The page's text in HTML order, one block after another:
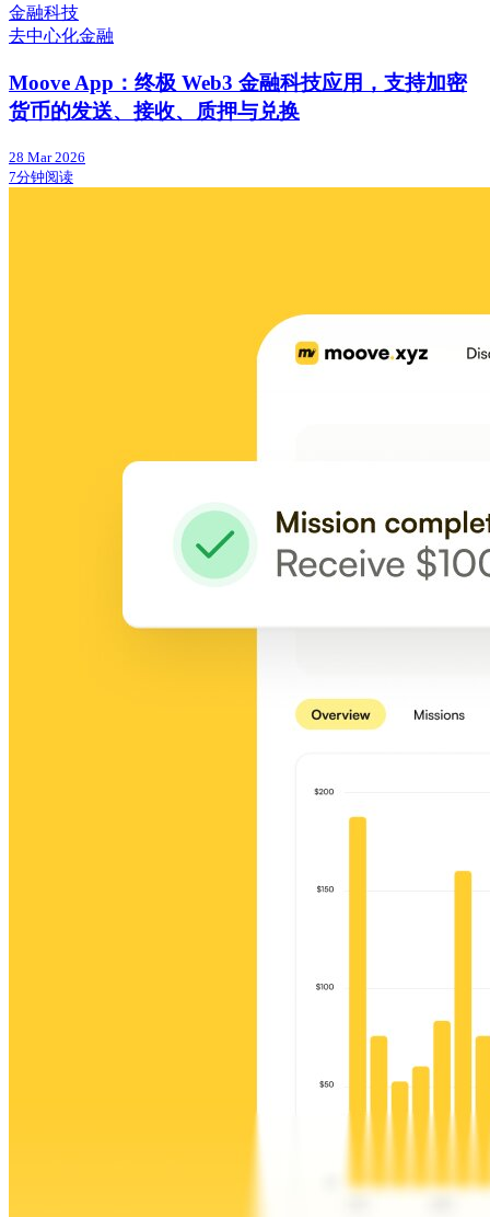
金融科技
去中心化金融
Moove App：终极 Web3 金融科技应用，支持加密
货币的发送、接收、质押与兑换
28 Mar 2026
7分钟阅读